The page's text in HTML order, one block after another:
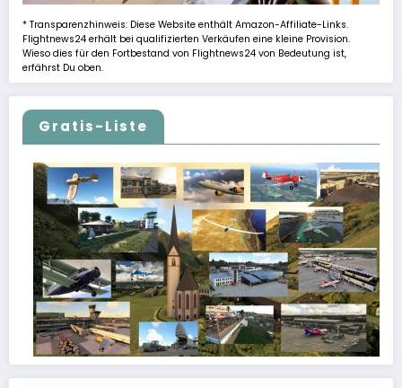
* Transparenzhinweis: Diese Website enthält Amazon-Affiliate-Links.
Flightnews24 erhält bei qualifizierten Verkäufen eine kleine Provision.
Wieso dies für den Fortbestand von Flightnews24 von Bedeutung ist,
erfährst Du oben.
Gratis-Liste